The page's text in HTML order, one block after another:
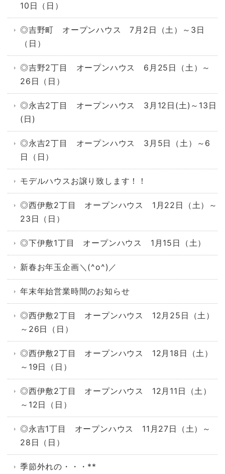
10日（日）
◎吉野町 オープンハウス 7月2日（土）～3日
（日）
◎吉野2丁目 オープンハウス 6月25日（土）～
26日（日）
◎永吉2丁目 オープンハウス 3月12日(土)～13日
(日)
◎永吉2丁目 オープンハウス 3月5日（土）～6
日（日）
モデルハウスお譲り致します！！
◎西伊敷2丁目 オープンハウス 1月22日（土）～
23日（日）
◎下伊敷1丁目 オープンハウス 1月15日（土）
新春お年玉企画＼(^o^)／
年末年始営業時間のお知らせ
◎西伊敷2丁目 オープンハウス 12月25日（土）
～26日（日）
◎西伊敷2丁目 オープンハウス 12月18日（土）
～19日（日）
◎西伊敷2丁目 オープンハウス 12月11日（土）
～12日（日）
◎永吉1丁目 オープンハウス 11月27日（土）～
28日（日）
季節外れの・・・**